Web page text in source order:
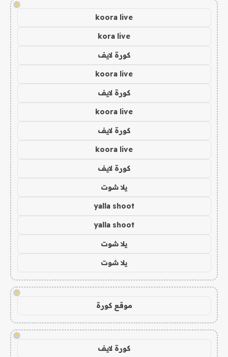
!
koora live
kora live
كورة لايف
koora live
كورة لايف
koora live
كورة لايف
koora live
كورة لايف
يلا شوت
yalla shoot
yalla shoot
يلا شوت
يلا شوت
!
موقع كورة
!
كورة لايف